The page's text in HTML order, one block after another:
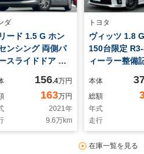
ダ
ード 1.5 G ホン
ンシング 両側パ
スライドドア 純
156.4万円
163万円
2021年
9.6万km
トヨタ
ヴィッツ 1.8
150台限定
ィーラー整備
本体
総額
年式
走行
在庫一覧を見る